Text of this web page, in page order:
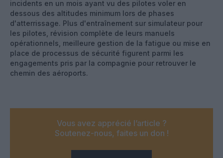
incidents en un mois ayant vu des pilotes voler en
dessous des altitudes minimum lors de phases
d'atterrissage. Plus d'entraînement sur simulateur pour
les pilotes, révision complète de leurs manuels
opérationnels, meilleure gestion de la fatigue ou mise en
place de processus de sécurité figurent parmi les
engagements pris par la compagnie pour retrouver le
chemin des aéroports.
Vous avez apprécié l’article ?
Soutenez-nous, faites un don !